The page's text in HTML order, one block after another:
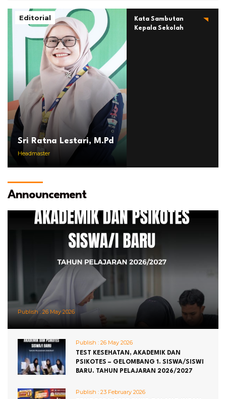
Editorial
Sri Ratna Lestari, M.Pd
Headmaster
Kata Sambutan
Kepala Sekolah
Announcement
Publish : 26 May 2026
Publish : 26 May 2026
TEST KESEHATAN, AKADEMIK DAN
PSIKOTES – GELOMBANG 1. SISWA/SISWI
BARU. TAHUN PELAJARAN 2026/2027
Publish : 23 February 2026